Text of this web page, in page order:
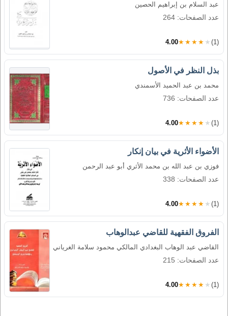
عبد السلام بن إبراهيم الحصين
عدد الصفحات: 264
4.00★★★★★ (1)
بذل النظر في الأصول
محمد بن عبد الحميد الأسمندي
عدد الصفحات: 736
4.00★★★★★ (1)
الأضواء الأثرية في بيان إنكار
فوزي بن عبد الله بن محمد الأثري أبو عبد الرحمن
عدد الصفحات: 338
4.00★★★★★ (1)
الفروق الفقهية للقاضي عبدالوهاب
القاضي عبد الوهاب البغدادي المالكي محمود سلامة الغرياني
عدد الصفحات: 215
4.00★★★★★ (1)